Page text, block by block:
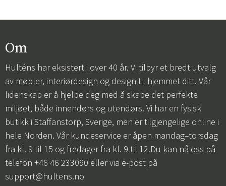
Om
Hulténs har eksistert i over 40 år. Vi tilbyr et bredt utvalg
av møbler, interiørdesign og design til hjemmet ditt. Vår
lidenskap er å hjelpe deg med å skape det perfekte
miljøet, både innendørs og utendørs. Vi har en fysisk
butikk i Staffanstorp, Sverige, men er tilgjengelige online i
hele Norden. Vår kundeservice er åpen mandag–torsdag
fra kl. 9 til 15 og fredager fra kl. 9 til 12.Du kan nå oss på
telefon +46 46 233090 eller via e-post på
support@hultens.no